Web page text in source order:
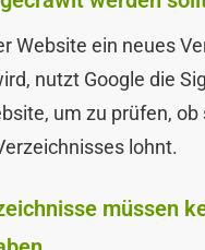
Website ein neues
nutzt Google die
um zu prüfen, ob
lohnt.
müssen